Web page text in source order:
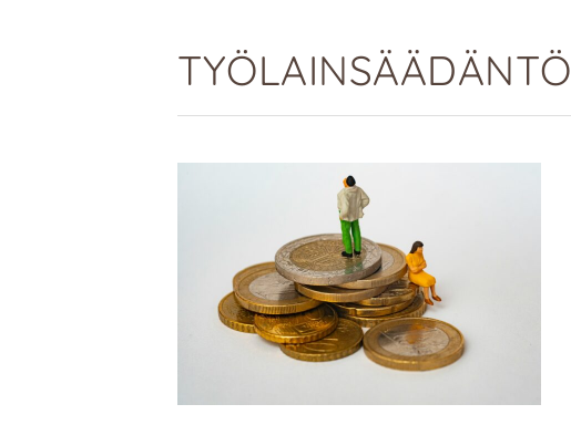
TYÖLAINSÄÄDÄNTÖ